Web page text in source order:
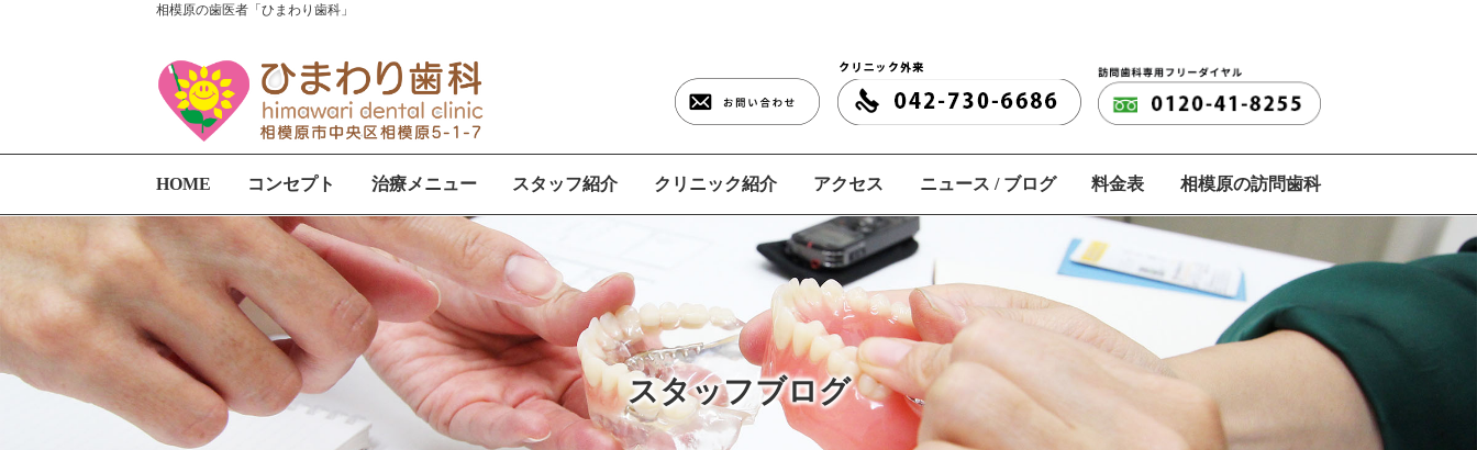
相模原の歯医者「ひまわり歯科」
HOME コンセプト 治療メニュー スタッフ紹介 クリニック紹介 アクセス ニュース / ブログ 料金表 相模原の訪問歯科
スタッフブログ